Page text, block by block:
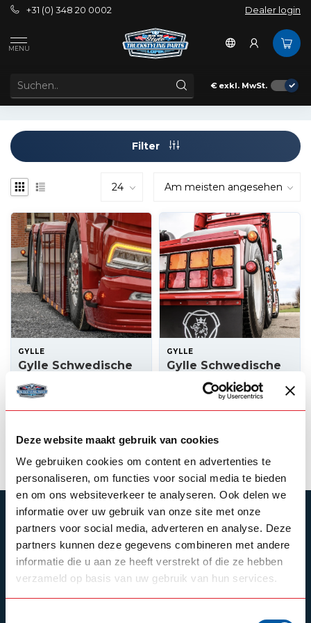
Deze website maakt gebruik van cookies
We gebruiken cookies om content en advertenties te
personaliseren, om functies voor social media te bieden
en om ons websiteverkeer te analyseren. Ook delen we
informatie over uw gebruik van onze site met onze
partners voor social media, adverteren en analyse. Deze
partners kunnen deze gegevens combineren met andere
informatie die u aan ze heeft verstrekt of die ze hebben
verzameld op basis van uw gebruik van hun services.
+31 (0) 348 20 0002 Dealer login
MENU
€ exkl. MwSt.
Schlagworte
ARTIKEL MIT SCHLAGWORT BREEDTELAMP 12 VOLT
Filter
GYLLE
Gylle Schwedische
37,50 Auf Lager
Produkt ansehen
GYLLE
Gylle Schwedische
Breitenlampe BOL
10,50 Auf Lager
Produkt ansehen
ABONNIEREN SIE UNSEREN NEWSLETTER
Bleibe auf dem Laufenden mit unseren
Newsletter-Angeboten